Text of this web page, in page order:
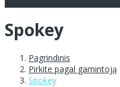
Spokey
Pagrindinis
Pirkite pagal gamintoją
Spokey